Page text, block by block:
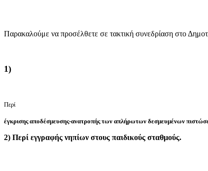
Παρακαλούμε να προσέλθετε σε τακτική συνεδρίαση στο
1)
Περί
έγκρισης αποδέσμευσης-ανατροπής των απλήρωτων δεσμευμένων
2) Περί εγγραφής νηπίων στους παιδικούς σταθμούς.